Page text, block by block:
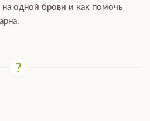
одной брови и как помочь